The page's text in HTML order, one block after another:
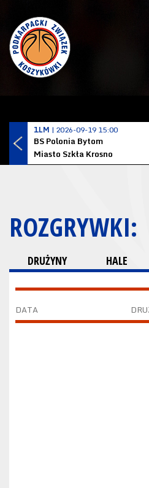
1LM | 2026-09-19 15:00
BS Polonia Bytom
Miasto Szkła Krosno
ROZGRYWKI:
DRUŻYNY HALE
DATA